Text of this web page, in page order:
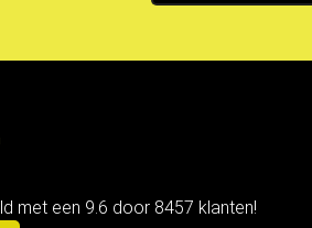
met een 9.6 door 8457 klanten!